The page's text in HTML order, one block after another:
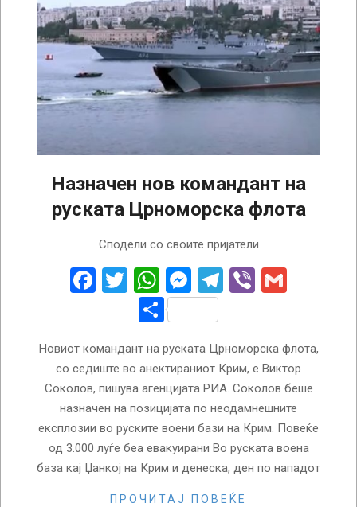
Назначен нов командант на
руската Црноморска флота
Сподели со своите пријатели
Facebook
Twitter
WhatsApp
Messenger
Telegram
Viber
Share
Новиот командант на руската Црноморска флота,
со седиште во анектираниот Крим, е Виктор
Соколов, пишува агенцијата РИА. Соколов беше
назначен на позицијата по неодамнешните
експлозии во руските воени бази на Крим. Повеќе
од 3.000 луѓе беа евакуирани Во руската воена
база кај Џанкој на Крим и денеска, ден по нападот
ПРОЧИТАЈ ПОВЕЌЕ